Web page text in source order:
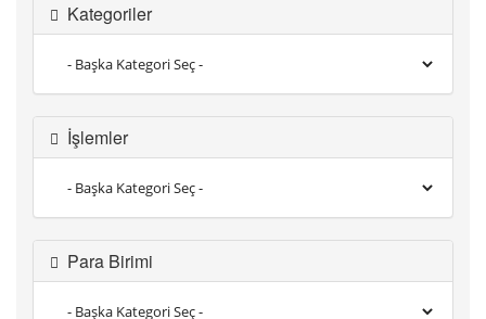
Kategoriler
İşlemler
Para Birimi